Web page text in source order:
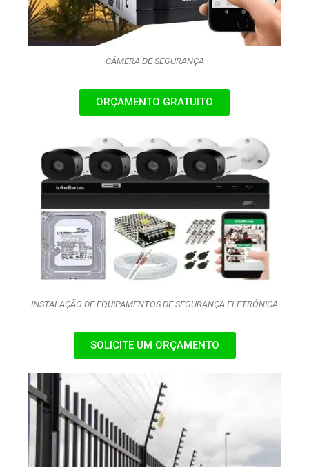
CÂMERA DE SEGURANÇA
ORÇAMENTO GRATUITO
INSTALAÇÃO DE EQUIPAMENTOS DE SEGURANÇA ELETRÔNICA
SOLICITE UM ORÇAMENTO